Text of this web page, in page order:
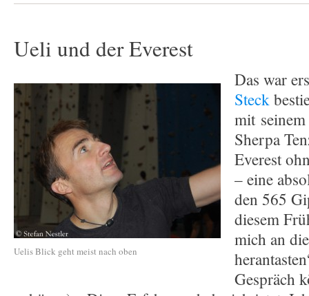
Ueli und der Everest
Uelis Blick geht meist nach oben
Das war
Steck
mit
Sherpa
Everest
– eine
den 565
diesem
mich an
Gespräch